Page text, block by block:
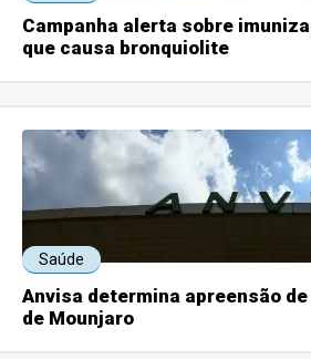
Campanha alerta sobre
que causa bronquiolite
Saúde
Anvisa determina apreensão
de Mounjaro